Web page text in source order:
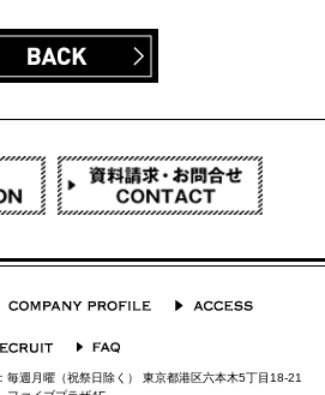
週月曜（祝祭日除く） 東京都港区六本木5丁目18-21